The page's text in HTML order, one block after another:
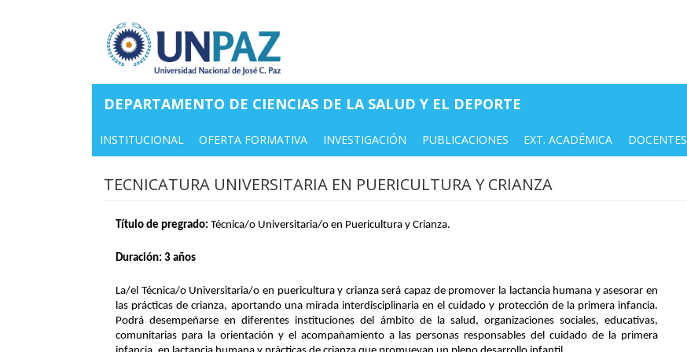
DEPARTAMENTO DE CIENCIAS DE LA SALUD Y EL DEPORTE
INSTITUCIONAL OFERTA FORMATIVA INVESTIGACIÓN PUBLICACIONES EXT. ACADÉMICA DOCENTES
TECNICATURA UNIVERSITARIA EN PUERICULTURA Y CRIANZA
Título de pregrado: Técnica/o Universitaria/o en Puericultura y Crianza.
Duración: 3 años
La/el Técnica/o Universitaria/o en puericultura y crianza será capaz de promover la lactancia humana y asesorar en
las prácticas de crianza, aportando una mirada interdisciplinaria en el cuidado y protección de la primera infancia.
Podrá desempeñarse en diferentes instituciones del ámbito de la salud, organizaciones sociales, educativas,
comunitarias para la orientación y el acompañamiento a las personas responsables del cuidado de la primera